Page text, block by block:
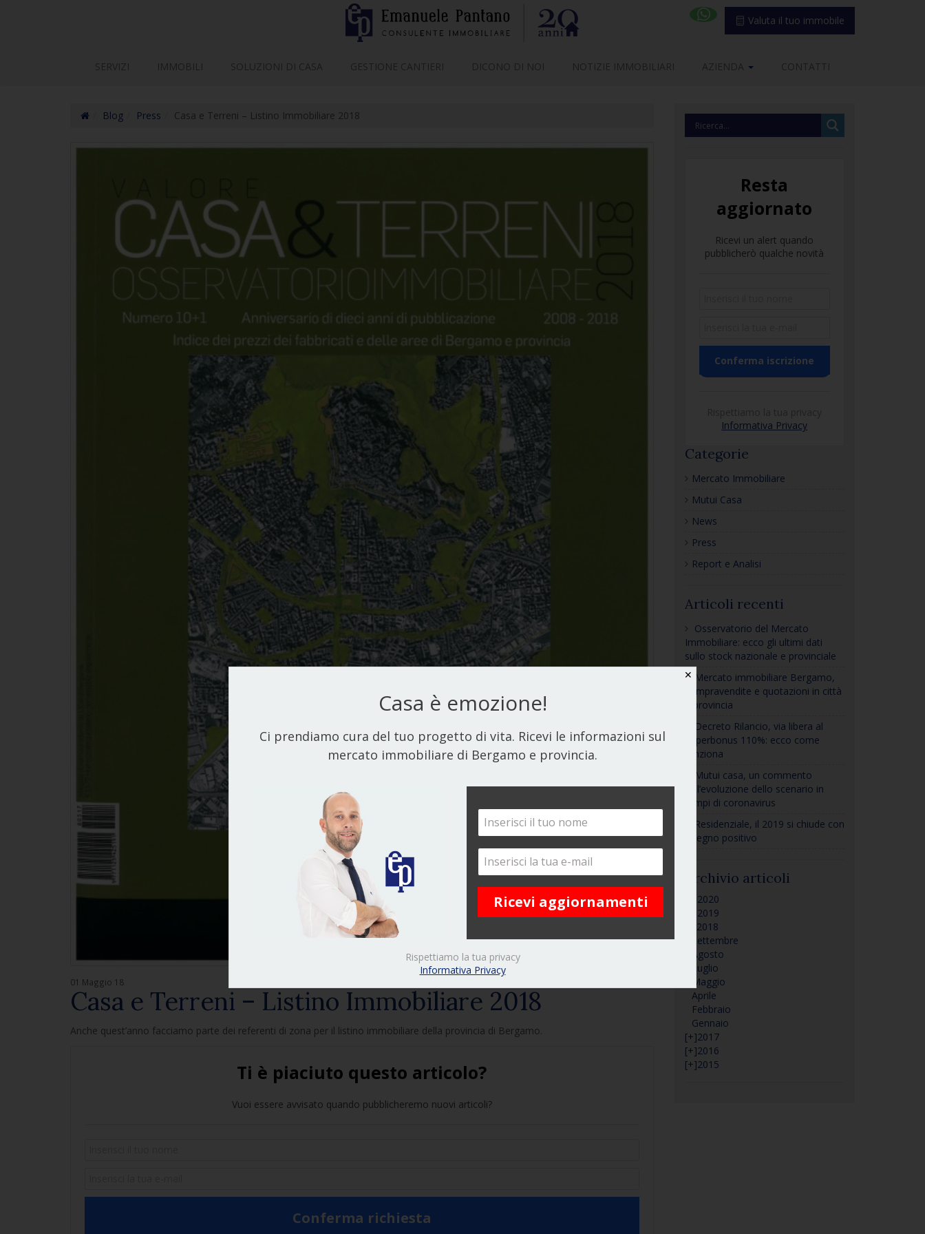
Valuta il tuo immobile
SERVIZI IMMOBILI SOLUZIONI DI CASA GESTIONE CANTIERI DICONO DI NOI NOTIZIE IMMOBILIARI AZIENDA CONTATTI
Blog Press Casa e Terreni – Listino Immobiliare 2018
01 Maggio 18
Casa e Terreni – Listino Immobiliare 2018
Anche quest’anno facciamo parte dei referenti di zona per il listino immobiliare della provincia di Bergamo.
Ti è piaciuto questo articolo?
Vuoi essere avvisato quando pubblicheremo nuovi articoli?
Resta
aggiornato
Ricevi un alert quando
pubblicherò qualche novità
Informativa Privacy
Categorie
Mercato Immobiliare
Mutui Casa
News
Press
Report e Analisi
Articoli recenti
Osservatorio del Mercato
Immobiliare: ecco gli ultimi dati
sullo stock nazionale e provinciale
Mercato immobiliare Bergamo,
compravendite e quotazioni in città
e provincia
Decreto Rilancio, via libera al
Superbonus 110%: ecco come
funziona
Mutui casa, un commento
sull’evoluzione dello scenario in
tempi di coronavirus
Residenziale, il 2019 si chiude con
il segno positivo
Archivio articoli
2020
2019
2018
Settembre
Agosto
Luglio
Maggio
Aprile
Febbraio
Gennaio
[+]2017
[+]2016
[+]2015
✕
Casa è emozione!
Ci prendiamo cura del tuo progetto di vita. Ricevi le informazioni sul
mercato immobiliare di Bergamo e provincia.
Rispettiamo la tua privacy
Informativa Privacy